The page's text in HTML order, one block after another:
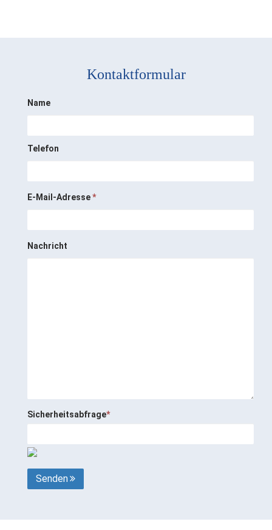
Kontaktformular
Name
Telefon
E-Mail-Adresse*
Nachricht
Sicherheitsabfrage*
Senden